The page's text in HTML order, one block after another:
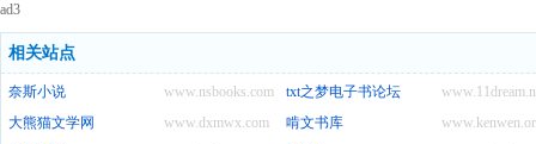
ad3
相关站点
www.nsbooks.com
奈斯小说
txt之梦电子书论坛
www.dxmwx.com
大熊猫文学网
啃文书库